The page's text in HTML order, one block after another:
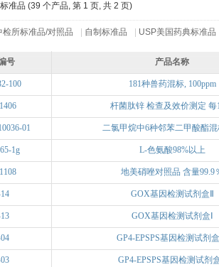
准品 (39 个产品, 第 1 页, 共 2 页)
检所标准品/对照品 自制标准品 USP美国药典标准品
号 产品名称
100 181种兽药混标, 100ppm
杆菌肽锌 检查及效价测定 每
01 二氯甲烷中6种邻苯二甲酸酯
1g L-色氨酸98%以上
地美硝唑对照品 含量99.9
GOX基因检测试剂盒Ⅱ
GOX基因检测试剂盒Ⅰ
GP4-EPSPS基因检测试剂
GP4-EPSPS基因检测试剂